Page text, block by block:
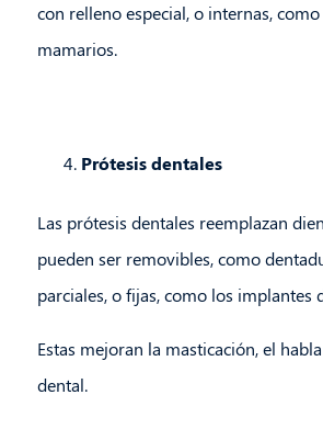
con relleno especial, o internas,
mamarios.
Prótesis dentales
Las prótesis dentales reemplazan
pueden ser removibles, como
parciales, o fijas, como los implantes
Estas mejoran la masticación, el
dental.